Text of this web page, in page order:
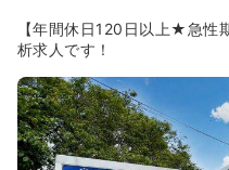
【年間休日120日以上★急性
析求人です！